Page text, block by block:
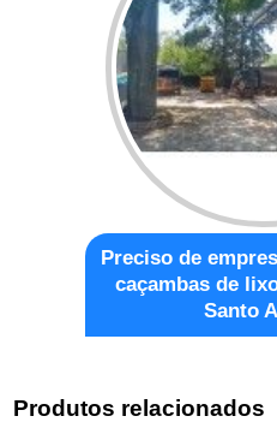
Preciso de
caçambas de
Santo
Produtos relacionados